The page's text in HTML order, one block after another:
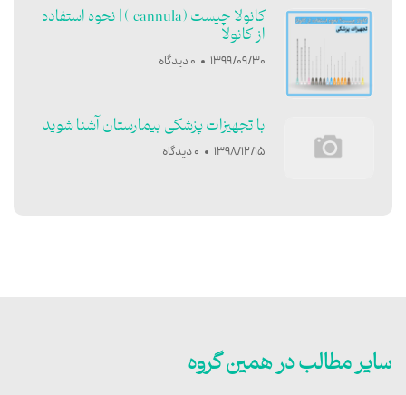
کانولا چیست (cannula ) | نحوه استفاده
از کانولا
1399/09/30 0 دیدگاه
با تجهیزات پزشکی بیمارستان آشنا شوید
1398/12/15 0 دیدگاه
سایر مطالب در همین گروه